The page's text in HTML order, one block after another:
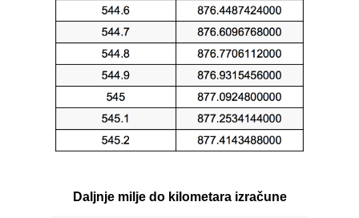
Daljnje milje do kilometara izračune